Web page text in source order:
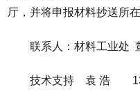
厅，并将申报材料抄送所
联系人：材料工业处
技术支持 袁 浩